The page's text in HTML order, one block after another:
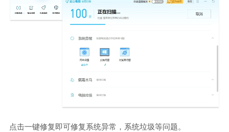
点击一键修复即可修复系统异常，系统垃圾等问题。